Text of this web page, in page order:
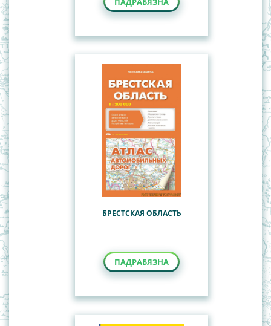
БРЕСТСКАЯ ОБЛАСТЬ
ПАДРАБЯЗНА